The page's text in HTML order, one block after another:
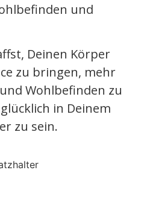
und
Deinen Körper
zu bringen, mehr
Wohlbefinden zu
in Deinem
zu sein.